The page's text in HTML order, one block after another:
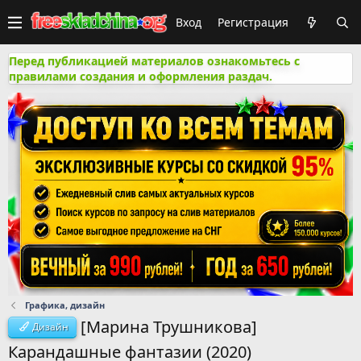
Вход Регистрация
Перед публикацией материалов ознакомьтесь с
правилами создания и оформления раздач.
Графика, дизайн
Дизайн
[Марина Трушникова]
Карандашные фантазии (2020)